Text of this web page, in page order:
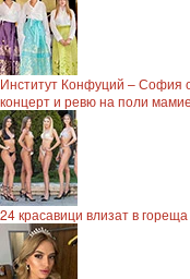
Институт Конфуций – София
концерт и ревю на поли
24 красавици влизат в